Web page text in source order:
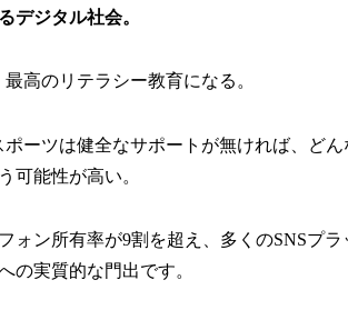
デジタル社会。
高のリテラシー教育になる。
ポーツは健全なサポートが無ければ、ど
可能性が高い。
ォン所有率が9割を超え、多くのSNSプラ
の実質的な門出です。